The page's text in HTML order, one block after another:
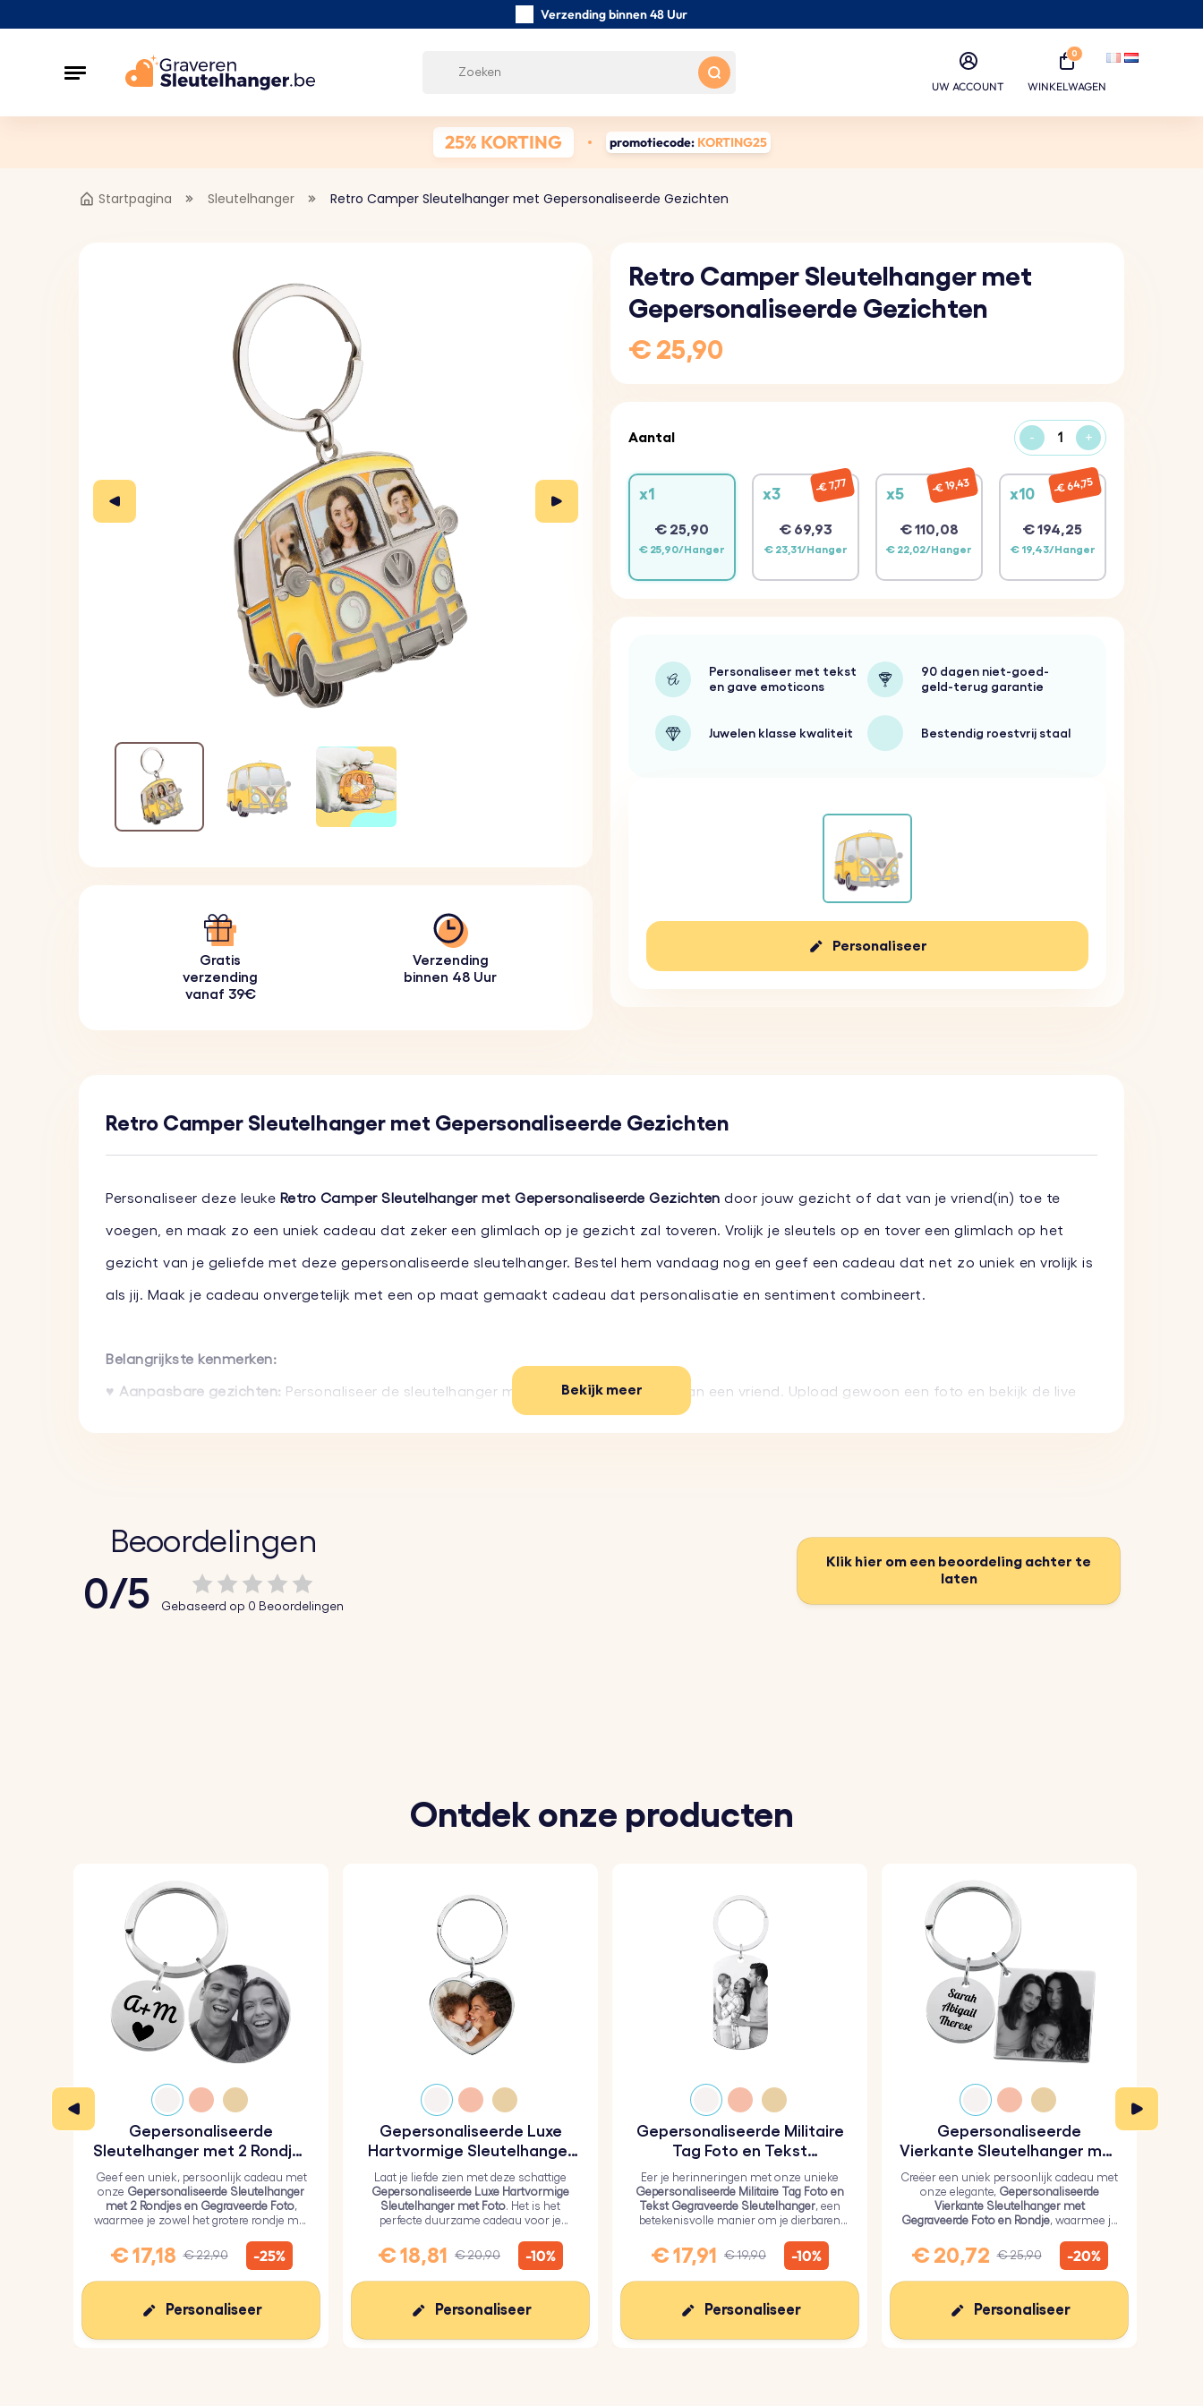
Verzending binnen 48 Uur
0/5
UW ACCOUNT
0
WINKELWAGEN
25% KORTING promotiecode: KORTING25
Startpagina Sleutelhanger Retro Camper Sleutelhanger met Gepersonaliseerde Gezichten
Gratis
verzending
vanaf 39€
Verzending
binnen 48 Uur
Retro Camper Sleutelhanger met
Gepersonaliseerde Gezichten
€ 25,90
Aantal - +
x1
€ 25,90
€ 25,90/Hanger
x3
€ 69,93
€ 23,31/Hanger
€ 7,77
x5
€ 110,08
€ 22,02/Hanger
€ 19,43 x10
€ 194,25
€ 19,43/Hanger
€ 64,75
Personaliseer met tekst
en gave emoticons
90 dagen niet-goed-
geld-terug garantie
Juwelen klasse kwaliteit Bestendig roestvrij staal
Personaliseer
Retro Camper Sleutelhanger met Gepersonaliseerde Gezichten
Personaliseer deze leuke Retro Camper Sleutelhanger met Gepersonaliseerde Gezichten door jouw gezicht of dat van je vriend(in) toe te
voegen, en maak zo een uniek cadeau dat zeker een glimlach op je gezicht zal toveren. Vrolijk je sleutels op en tover een glimlach op het
gezicht van je geliefde met deze gepersonaliseerde sleutelhanger. Bestel hem vandaag nog en geef een cadeau dat net zo uniek en vrolijk is
als jij. Maak je cadeau onvergetelijk met een op maat gemaakt cadeau dat personalisatie en sentiment combineert.
Belangrijkste kenmerken:
♥ Aanpasbare gezichten: Personaliseer de sleutelhanger met jouw gezicht of dat van een vriend. Upload gewoon een foto en bekijk de live
dat je vrienden zeker zal doen glimlachen.
♥Compact en handig: De sleutelhanger is lichtgewicht en gemakkelijk mee te nemen, waardoor het een praktische toevoeging is aan je
sleutels, tas of rugzak.
Bekijk meer
Beoordelingen
0/5 Gebaseerd op 0 Beoordelingen
Klik hier om een beoordeling achter te
laten
Ontdek onze producten
Gepersonaliseerde
Sleutelhanger met 2 Rondjes
en Gegraveerde Foto
Geef een uniek, persoonlijk cadeau met
onze Gepersonaliseerde Sleutelhanger
met 2 Rondjes en Gegraveerde Foto,
waarmee je zowel het grotere rondje met
rondje met tekst kunt graveren.
€ 17,18 € 22,90 -25%
Personaliseer
Gepersonaliseerde Luxe
Hartvormige Sleutelhanger
met Foto
Laat je liefde zien met deze schattige
Gepersonaliseerde Luxe Hartvormige
Sleutelhanger met Foto. Het is het
perfecte duurzame cadeau voor je
epoxyglaslaag.
€ 18,81 € 20,90 -10%
Personaliseer
Gepersonaliseerde Militaire
Tag Foto en Tekst
Gegraveerde Sleutelhanger
Eer je herinneringen met onze unieke
Gepersonaliseerde Militaire Tag Foto en
Tekst Gegraveerde Sleutelhanger, een
betekenisvolle manier om je dierbaren
€ 17,91 € 19,90 -10%
Personaliseer
Gepersonaliseerde
Vierkante Sleutelhanger met
Gegraveerde Foto en Rondje
Creëer een uniek persoonlijk cadeau met
onze elegante, Gepersonaliseerde
Vierkante Sleutelhanger met
Gegraveerde Foto en Rondje, waarmee je
tekst op het rondje kunt zetten.
€ 20,72 € 25,90 -20%
Personaliseer